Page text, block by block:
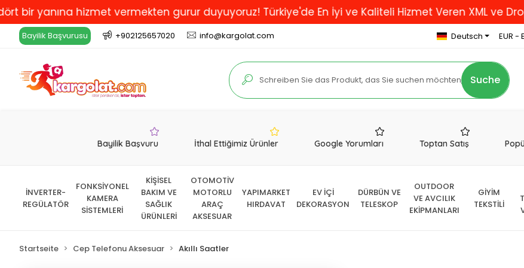
hizmet vermekten gurur duyuyoruz! Türkiye'de En İyi ve Kaliteli Hizmet Veren XML ve
Bayilik Başvurusu +902125657020 info@kargolat.com Deutsch EUR -
Suche
Bayilik Başvuru İthal Ettiğimiz Ürünler Google Yorumları Toptan Satış
İNVERTER-
REGÜLATÖR
FONKSİYONEL
KAMERA
SİSTEMLERİ
KİŞİSEL
BAKIM VE
SAĞLIK
ÜRÜNLERİ
OTOMOTİV
MOTORLU
ARAÇ
AKSESUAR
YAPIMARKET
HIRDAVAT
EV İÇİ
DEKORASYON
DÜRBÜN VE
TELESKOP
OUTDOOR
VE AVCILIK
EKİPMANLARI
GİYİM
TEKSTİLİ
Startseite Cep Telefonu Aksesuar Akıllı Saatler